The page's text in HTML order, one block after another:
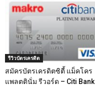
รีวิวบัตรเครดิต
สมัครบัตรเครดิตซิตี้ แม็คโคร
แพลตตินั่ม รีวอร์ด – Citi Bank